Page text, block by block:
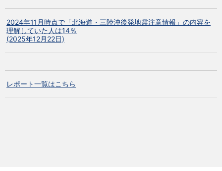
2024年11月時点で「北海道・三陸沖後発地震注意情報」の内容を
理解していた人は14％
(2025年12月22日)
レポート一覧はこちら